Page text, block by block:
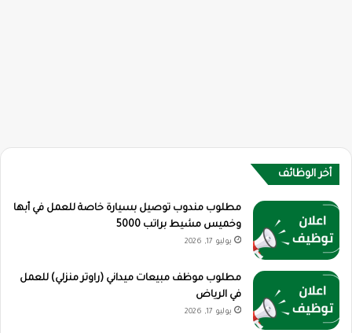
أخر الوظائف
مطلوب مندوب توصيل بسيارة خاصة للعمل في أبها
وخميس مشيط براتب 5000
يوليو 17, 2026
مطلوب موظف مبيعات ميداني (راوتر منزلي) للعمل
في الرياض
يوليو 17, 2026